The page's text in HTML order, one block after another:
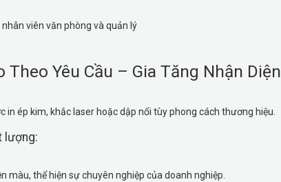
nhân viên văn phòng và quản lý
Theo Yêu Cầu – Gia Tăng Nhận Diện
in ép kim, khắc laser hoặc dập nổi tùy phong cách thương hiệu.
lượng:
màu, thể hiện sự chuyên nghiệp của doanh nghiệp.